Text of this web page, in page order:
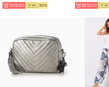
73%OFF 30% 83%OFF